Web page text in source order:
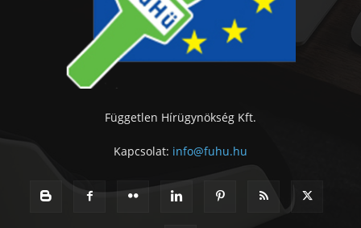
Független Hírügynökség Kft.
Kapcsolat: info@fuhu.hu